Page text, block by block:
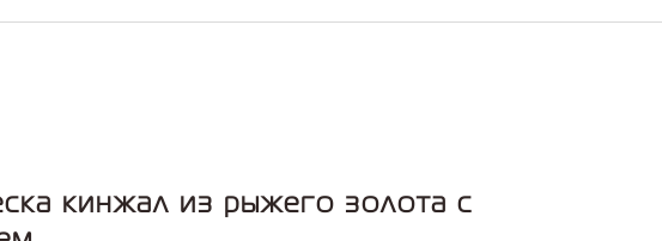
кинжал из рыжего золота с